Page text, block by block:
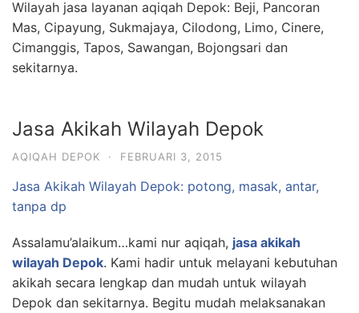
Wilayah jasa layanan aqiqah Depok: Beji, Pancoran
Mas, Cipayung, Sukmajaya, Cilodong, Limo, Cinere,
Cimanggis, Tapos, Sawangan, Bojongsari dan
sekitarnya.
Jasa Akikah Wilayah Depok
AQIQAH DEPOK · FEBRUARI 3, 2015
Jasa Akikah Wilayah Depok: potong, masak, antar,
tanpa dp
Assalamu’alaikum…kami nur aqiqah, jasa akikah
wilayah Depok. Kami hadir untuk melayani kebutuhan
akikah secara lengkap dan mudah untuk wilayah
Depok dan sekitarnya. Begitu mudah melaksanakan